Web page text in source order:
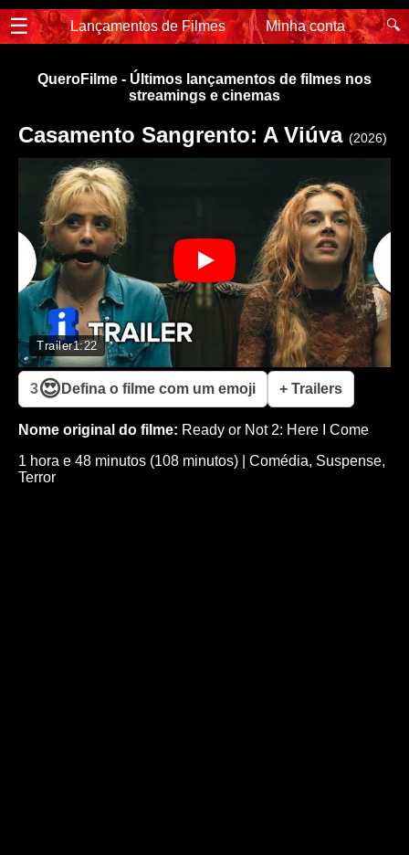
☰ Lançamentos de Filmes Minha conta 🔍
QueroFilme - Últimos lançamentos de filmes nos
streamings e cinemas
Casamento Sangrento: A Viúva (2026)
Trailer1:22
3😍 Defina o filme com um emoji + Trailers
Nome original do filme: Ready or Not 2: Here I Come
1 hora e 48 minutos (108 minutos)
Comédia, Suspense,
Terror